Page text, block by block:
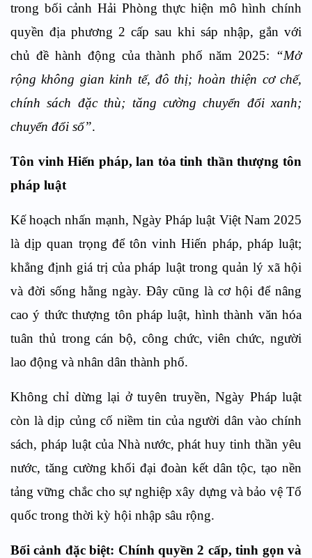
trong bối cảnh Hải Phòng thực hiện mô hình chính
quyền địa phương 2 cấp sau khi sáp nhập, gắn với
chủ đề hành động của thành phố năm 2025: “Mở
rộng không gian kinh tế, đô thị; hoàn thiện cơ chế,
chính sách đặc thù; tăng cường chuyển đổi xanh;
chuyển đổi số”.
Tôn vinh Hiến pháp, lan tỏa tinh thần thượng tôn
pháp luật
Kế hoạch nhấn mạnh, Ngày Pháp luật Việt Nam 2025
là dịp quan trọng để tôn vinh Hiến pháp, pháp luật;
khẳng định giá trị của pháp luật trong quản lý xã hội
và đời sống hằng ngày. Đây cũng là cơ hội để nâng
cao ý thức thượng tôn pháp luật, hình thành văn hóa
tuân thủ trong cán bộ, công chức, viên chức, người
lao động và nhân dân thành phố.
Không chỉ dừng lại ở tuyên truyền, Ngày Pháp luật
còn là dịp củng cố niềm tin của người dân vào chính
sách, pháp luật của Nhà nước, phát huy tinh thần yêu
nước, tăng cường khối đại đoàn kết dân tộc, tạo nền
tảng vững chắc cho sự nghiệp xây dựng và bảo vệ Tổ
quốc trong thời kỳ hội nhập sâu rộng.
Bối cảnh đặc biệt: Chính quyền 2 cấp, tinh gọn và